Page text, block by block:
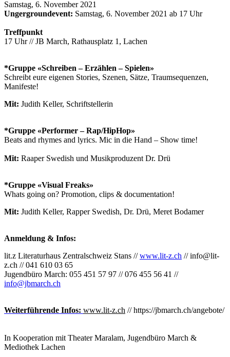
Samstag, 6. November 2021
Ungergroundevent: Samstag, 6. November 2021 ab 17 Uhr
Treffpunkt
17 Uhr // JB March, Rathausplatz 1, Lachen
*Gruppe «Schreiben – Erzählen – Spielen»
Schreibt eure eigenen Stories, Szenen, Sätze, Traumsequenzen,
Manifeste!
Mit: Judith Keller, Schriftstellerin
*Gruppe «Performer – Rap/HipHop»
Beats and rhymes and lyrics. Mic in die Hand – Show time!
Mit: Raaper Swedish und Musikproduzent Dr. Drü
*Gruppe «Visual Freaks»
Whats going on? Promotion, clips & documentation!
Mit: Judith Keller, Rapper Swedish, Dr. Drü, Meret Bodamer
Anmeldung & Infos:
lit.z Literaturhaus Zentralschweiz Stans //www.lit-z.ch // info@lit-
z.ch // 041 610 03 65
Jugendbüro March: 055 451 57 97 // 076 455 56 41 //
info@jbmarch.ch
Weiterführende Infos: www.lit-z.ch // https://jbmarch.ch/angebote/
In Kooperation mit Theater Maralam, Jugendbüro March &
Mediothek Lachen